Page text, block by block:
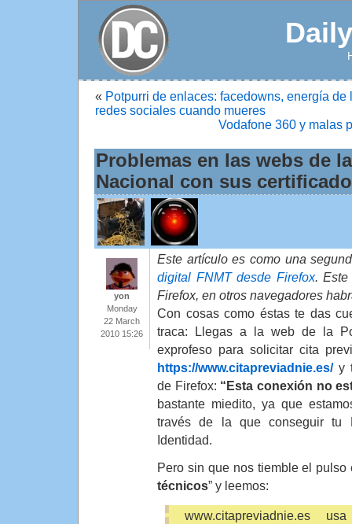
« Potpurri de enlaces: facedowns, energía
redes sociales cuando mueres
Vodafone 360 y malas
Problemas en las webs de
Nacional con sus
yon
Monday
22 March
2010 15:26
Este artículo es como una
digital FNMT desde Firefox. Este
Firefox, en otros navegadores
Con cosas como éstas te das
traca: Llegas a la web de la
exprofeso para solicitar cita
https://www.citapreviadnie.es/y
de Firefox: “Esta conexión no
bastante miedito, ya que
través de la que conseguir tu
Identidad.
Pero sin que nos tiemble el pulso
técnicos” y leemos:
www.citapreviadnie.es